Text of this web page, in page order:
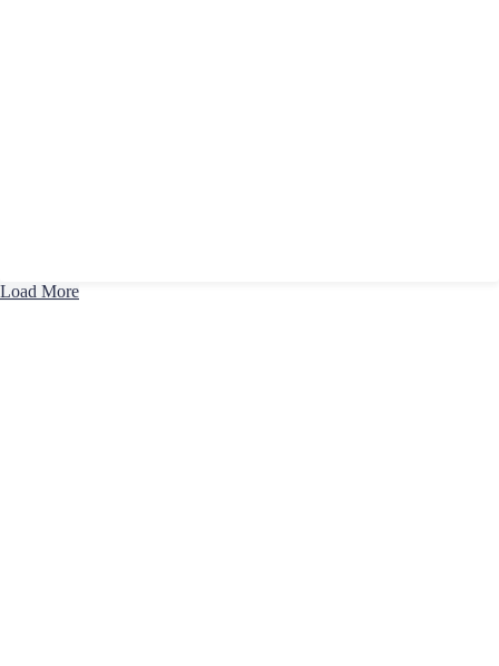
Load More